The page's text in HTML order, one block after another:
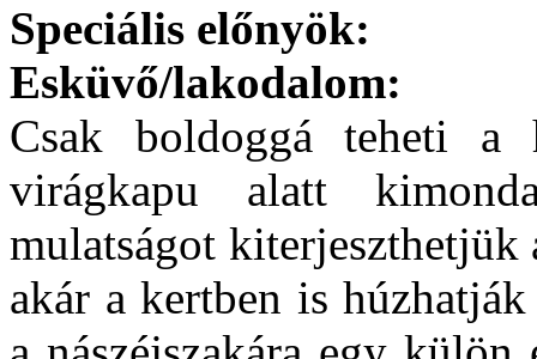
Speciális előnyök:
Esküvő/lakodalom:
Csak boldoggá teheti a
virágkapu alatt
mulatságot kiterjeszthetjük
akár a kertben is